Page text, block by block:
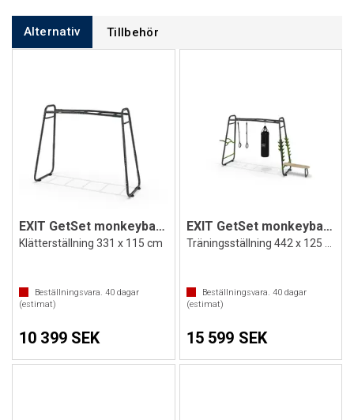
Alternativ Tillbehör
EXIT GetSet monkeybar MB200
Klätterställning 331 x 115 cm
Beställningsvara. 40 dagar
(estimat)
10 399 SEK
EXIT GetSet monkeybar MB230
Beställningsvara. 40dagar
(estimat)
15 599 SEK